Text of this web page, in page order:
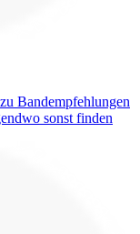
Bandempfehlungen
sonst finden